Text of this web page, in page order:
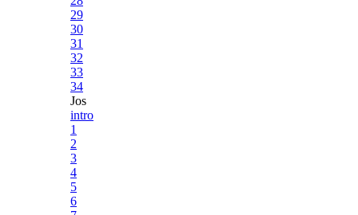
29
30
31
32
33
34
Jos
intro
1
2
3
4
5
6